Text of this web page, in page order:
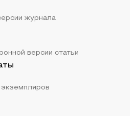
журнала
версии статьи